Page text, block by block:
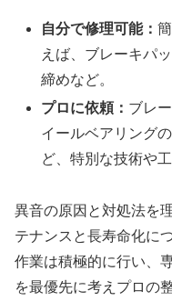
自分で修理可能：
えば、ブレーキパ
締めなど。
プロに依頼： ブレ
イールベアリング
ど、特別な技術や
異音の原因と対処法を
テナンスと長寿命化に
作業は積極的に行い、
を最優先に考えプロの